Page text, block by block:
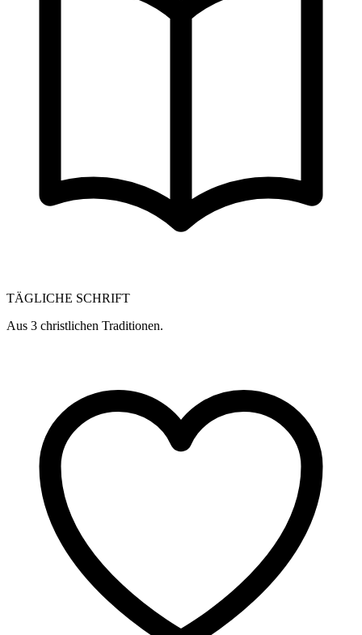
TÄGLICHE SCHRIFT
Aus 3 christlichen Traditionen.